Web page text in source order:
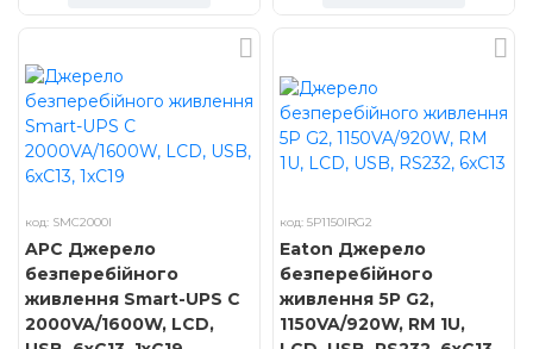
код: SMC2000I
APC Джерело
безперебійного
живлення Smart-UPS C
2000VA/1600W, LCD,
код: 5P1150IRG2
Eaton Джерело
безперебійного
живлення 5P G2,
1150VA/920W, RM 1U,